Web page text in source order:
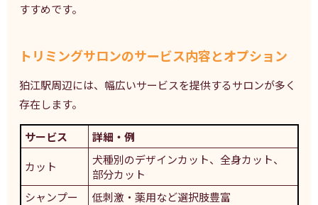
すすめです。
トリミングサロンのサービス内容とオプション
狛江駅周辺には、幅広いサービスを提供するサロンが多く
存在します。
サービス
詳細・例
カット
犬種別のデザインカット、全身カット、
部分カット
シャンプー
低刺激・薬用など選択肢豊富